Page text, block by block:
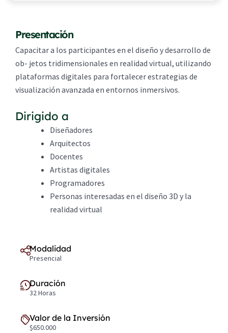
Presentación
Capacitar a los participantes en el diseño y desarrollo de
ob- jetos tridimensionales en realidad virtual, utilizando
plataformas digitales para fortalecer estrategias de
visualización avanzada en entornos inmersivos.
Dirigido a
Diseñadores
Arquitectos
Docentes
Artistas digitales
Programadores
Personas interesadas en el diseño 3D y la
realidad virtual
Modalidad
Presencial
Duración
32 Horas
Valor de la Inversión
$650.000